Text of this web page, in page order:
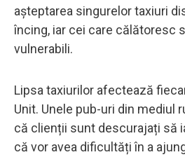
așteptarea singurelor taxiuri
încing, iar cei care călătoresc
vulnerabili.
Lipsa taxiurilor afectează
Unit. Unele pub-uri din mediul
că clienții sunt descurajați să
că vor avea dificultăți în a